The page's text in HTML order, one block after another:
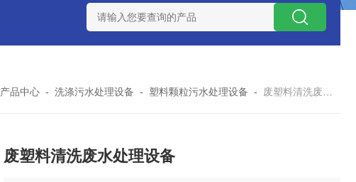
LK康复医院废水处理器设备 LK康复医院污水处理
产品中心 -洗涤污水处理设备 - 塑料颗粒污水处理设备 - 废塑料清洗废水处理设备
废塑料清洗废水处理设备